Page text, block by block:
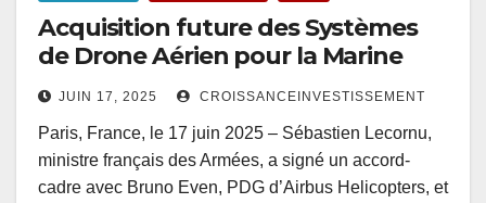
Acquisition future des Systèmes
de Drone Aérien pour la Marine
JUIN 17, 2025 CROISSANCEINVESTISSEMENT
Paris, France, le 17 juin 2025 – Sébastien Lecornu,
ministre français des Armées, a signé un accord-
cadre avec Bruno Even, PDG d’Airbus Helicopters, et